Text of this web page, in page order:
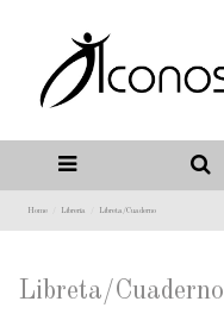
Home Libreria Libreta/Cuaderno
Libreta/Cuaderno